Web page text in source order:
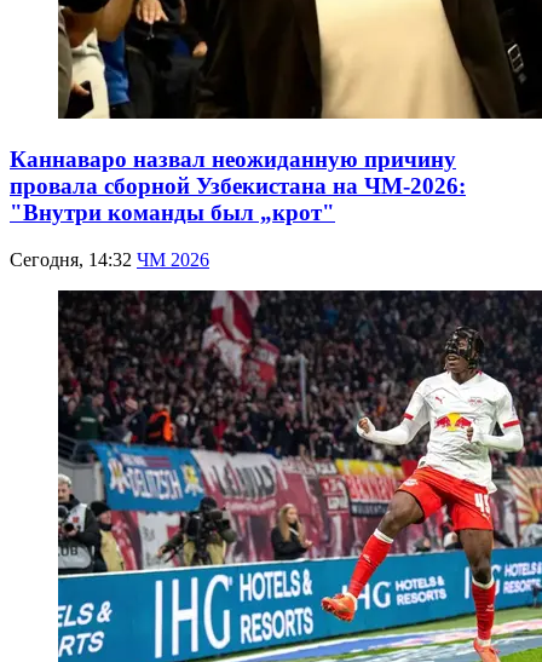
Каннаваро назвал неожиданную причину
провала сборной Узбекистана на ЧМ-2026:
"Внутри команды был „крот"
Сегодня, 14:32 ЧМ 2026